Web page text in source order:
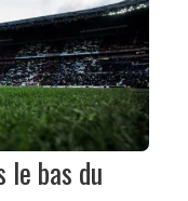
le bas du